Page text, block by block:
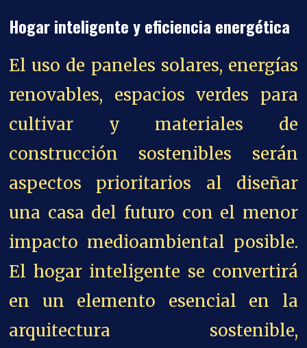
Hogar inteligente y eficiencia energética
El uso de paneles solares, energías
renovables, espacios verdes para
cultivar y materiales de
construcción sostenibles serán
aspectos prioritarios al diseñar
una casa del futuro con el menor
impacto medioambiental posible.
El hogar inteligente se convertirá
en un elemento esencial en la
arquitectura sostenible,